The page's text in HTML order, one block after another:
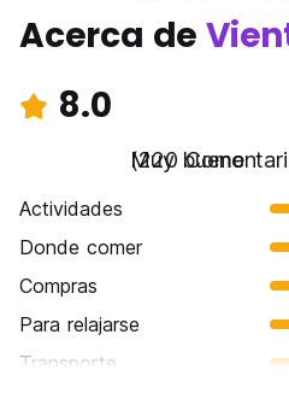
Acerca de
8.0
Muy bueno
(220
Actividades
Donde comer
Compras
Para relajarse
Transporte